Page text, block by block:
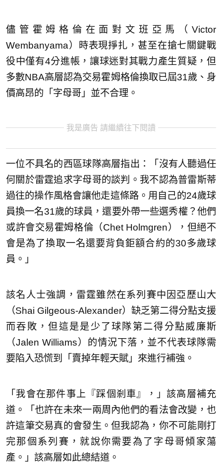
儘管霍姆格倫在面對文班亞馬（Victor
Wembanyama）時表現掙扎，甚至在搶七關鍵戰
役中僅有4分進帳，讓球迷對其戰力產生質疑，但
多數NBA高層認為交易霍姆格倫換取已屆31歲、身
價高昂的「字母哥」並不合理。
我是廣告 請繼續往下閱讀
一位不具名的西區球隊高層指出：「沒有人聽過任
何關於雷霆追求字母哥的談判。我不認為普雷斯蒂
過往的操作風格會讓他走這條路。用自己的24歲球
員換一名31歲的球員，還要外帶一些選秀權？他們
或許會交易霍姆格倫（Chet Holmgren），但絕不
會是為了換取一名還要背負鉅額合約的30多歲球
員。」
該名人士強調，雷霆雖然在系列賽中因亞歷山大
（Shai Gilgeous-Alexander）缺乏第二得分點支援
而吞敗，但這是是少了球隊第二得分點威廉斯
（Jalen Williams）的情況下落，並不代表球隊需
要陷入恐慌到「賣掉年輕天賦」來進行補強。
「我會在那件事上『踩個剎車』，」該高層補充
道。「也許在未來一兩周內他們的看法會改變，也
許這筆交易真的會發生。但我認為，你不可能剛打
完那個系列賽，就說你需要為了字母哥傾家蕩
產。」該高層如此總結道。